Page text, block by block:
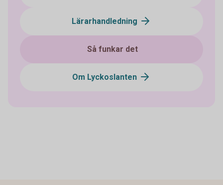
Lärarhandledning
Så funkar det
Om Lyckoslanten